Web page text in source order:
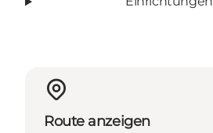
Route anzeigen